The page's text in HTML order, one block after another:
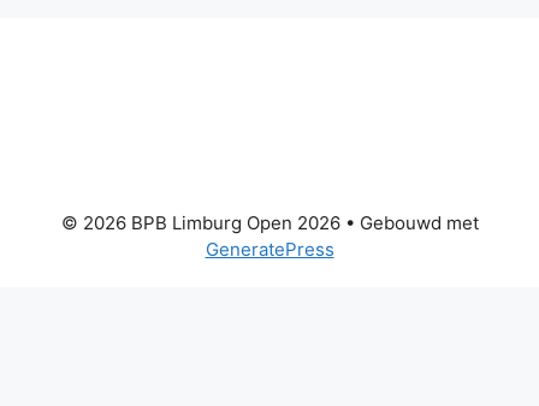
© 2026 BPB Limburg Open 2026• Gebouwd met
GeneratePress